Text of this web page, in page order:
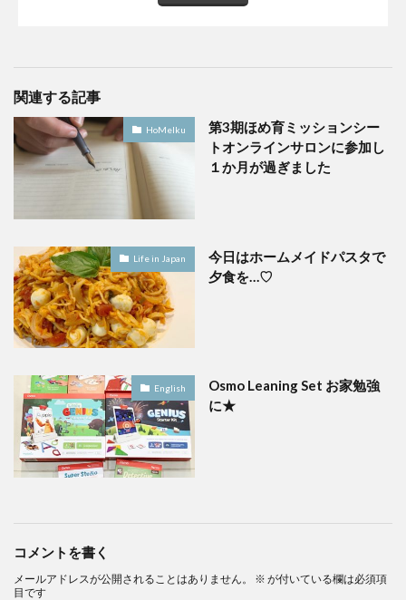
関連する記事
HoMeIku
第3期ほめ育ミッションシー
トオンラインサロンに参加し
１か月が過ぎました
Life in Japan
今日はホームメイドパスタで
夕食を…♡
English
Osmo Leaning Set お家勉強
に★
コメントを書く
メールアドレスが公開されることはありません。 ※ が付いている欄は必須項
目です